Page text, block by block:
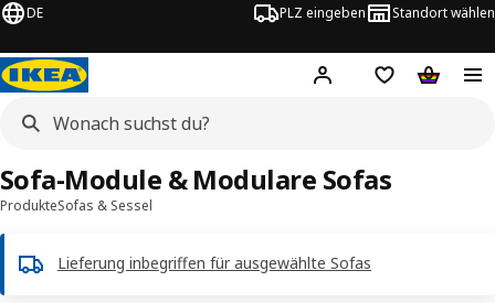
DE PLZ eingeben Standort wählen
Hej! Logge dich ein
Einkaufsliste
ProdukteSofas & Sessel
Lieferung inbegriffen für ausgewählte Sofas
Sofa-Module & Modulare Sofas